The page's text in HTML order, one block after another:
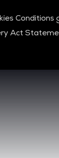
Conditions
Act